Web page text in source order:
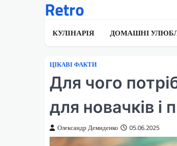
Retro
КУЛІНАРІЯ ДОМАШНІ
ЦІКАВІ ФАКТИ
Для чого
для новачків і
Олександр Демиденко 05.06.2025